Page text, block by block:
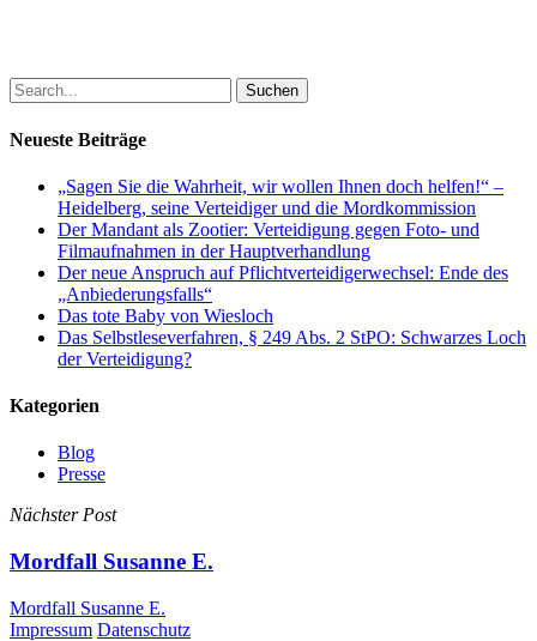
Suchen
Neueste Beiträge
„Sagen Sie die Wahrheit, wir wollen Ihnen doch helfen!“ –
Heidelberg, seine Verteidiger und die Mordkommission
Der Mandant als Zootier: Verteidigung gegen Foto- und
Filmaufnahmen in der Hauptverhandlung
Der neue Anspruch auf Pflichtverteidigerwechsel: Ende des
„Anbiederungsfalls“
Das tote Baby von Wiesloch
Das Selbstleseverfahren, § 249 Abs. 2 StPO: Schwarzes Loch
der Verteidigung?
Kategorien
Blog
Presse
Nächster Post
Mordfall Susanne E.
Mordfall Susanne E.
Impressum Datenschutz